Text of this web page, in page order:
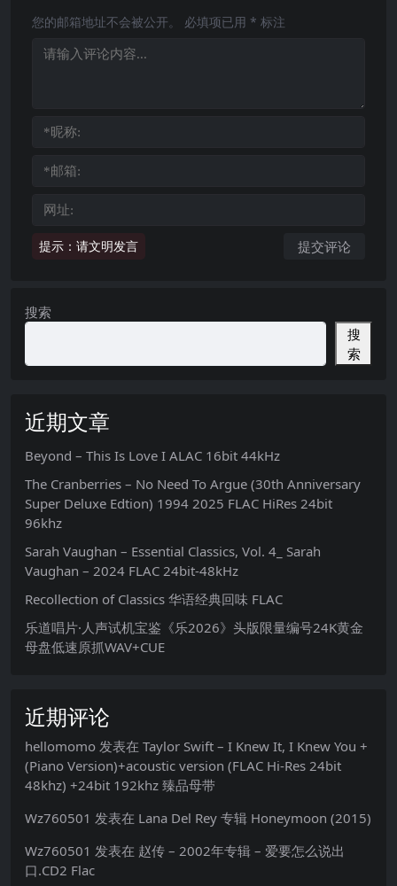
提示：请文明发言
您的邮箱地址不会被公开。 必填项已用 * 标注
搜索
搜
索
近期文章
Beyond – This Is Love I ALAC 16bit 44kHz
The Cranberries – No Need To Argue (30th Anniversary
Super Deluxe Edtion) 1994 2025 FLAC HiRes 24bit
96khz
Sarah Vaughan – Essential Classics, Vol. 4_ Sarah
Vaughan – 2024 FLAC 24bit-48kHz
Recollection of Classics 华语经典回味 FLAC
乐道唱片·人声试机宝鉴《乐2026》头版限量编号24K黄金
母盘低速原抓WAV+CUE
近期评论
hellomomo 发表在 Taylor Swift – I Knew It, I Knew You +
(Piano Version)+acoustic version (FLAC Hi-Res 24bit
48khz) +24bit 192khz 臻品母带
Wz760501 发表在 Lana Del Rey 专辑 Honeymoon (2015)
Wz760501 发表在 赵传 – 2002年专辑 – 爱要怎么说出
口.CD2 Flac